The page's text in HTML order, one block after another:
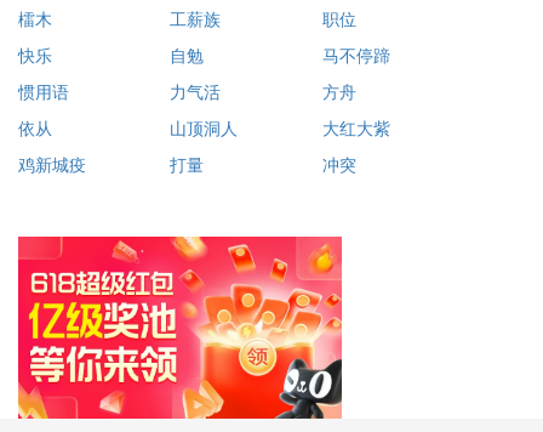
檑木 工薪族
职位
快乐
自勉
马不停蹄
惯用语
力气活
方舟
依从
山顶洞人
大红大紫
鸡新城疫
打量 冲突